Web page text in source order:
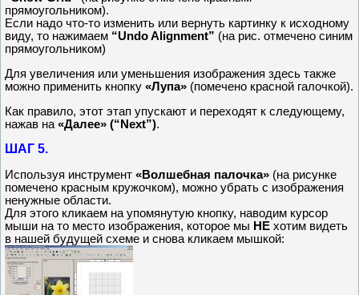
прямоугольником).
Если надо что-то изменить или вернуть картинку к исходному
виду, то нажимаем “Undo Alignment” (на рис. отмечено синим
прямоугольником)
Для увеличения или уменьшения изображения здесь также
можно применить кнопку «Лупа» (помечено красной галочкой).
Как правило, этот этап упускают и переходят к следующему,
нажав на «Далее» (“Next”).
ШАГ 5.
Используя инструмент «Волшебная палочка» (на рисунке
помечено красным кружочком), можно убрать с изображения
ненужные области.
Для этого кликаем на упомянутую кнопку, наводим курсор
мыши на то место изображения, которое мы НЕ хотим видеть
в нашей будущей схеме и снова кликаем мышкой: